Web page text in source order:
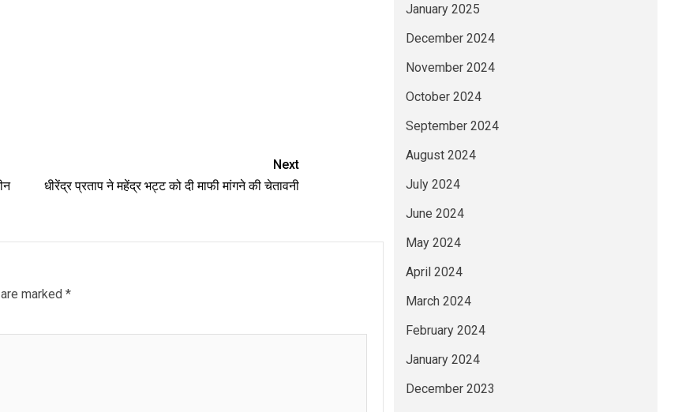
Next
धीरेंद्र प्रताप ने महेंद्र भट्ट को दी माफी मांगने की चेतावनी
marked *
January 2025
December 2024
November 2024
October 2024
September 2024
August 2024
July 2024
June 2024
May 2024
April 2024
March 2024
February 2024
January 2024
December 2023